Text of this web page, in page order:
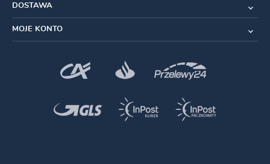
DOSTAWA
MOJE KONTO